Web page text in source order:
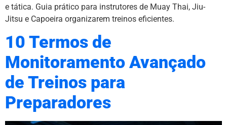
e tática. Guia prático para instrutores de Muay Thai, Jiu-
Jitsu e Capoeira organizarem treinos eficientes.
10 Termos de
Monitoramento Avançado
de Treinos para
Preparadores